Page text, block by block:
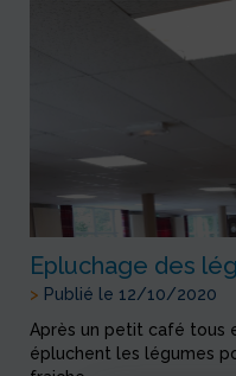
Epluchage des
> Publié le 12/10/2020
Après un petit café tous
épluchent les légumes